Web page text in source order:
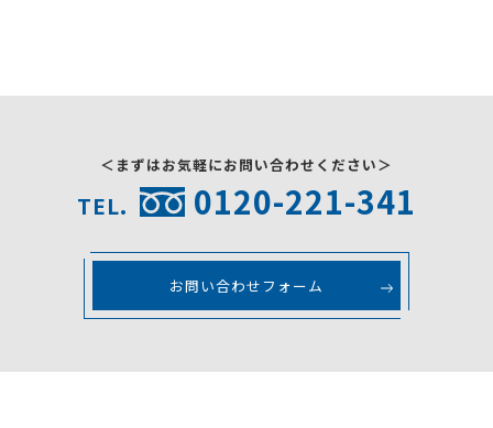
＜まずはお気軽にお問い合わせください＞
TEL. 0120-221-341
お問い合わせフォーム